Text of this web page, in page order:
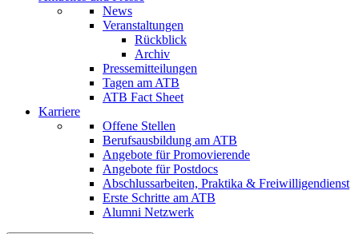
News
Veranstaltungen
Rückblick
Archiv
Pressemitteilungen
Tagen am ATB
ATB Fact Sheet
Karriere
Offene Stellen
Berufsausbildung am ATB
Angebote für Promovierende
Angebote für Postdocs
Abschlussarbeiten, Praktika & Freiwilligendienst
Erste Schritte am ATB
Alumni Netzwerk